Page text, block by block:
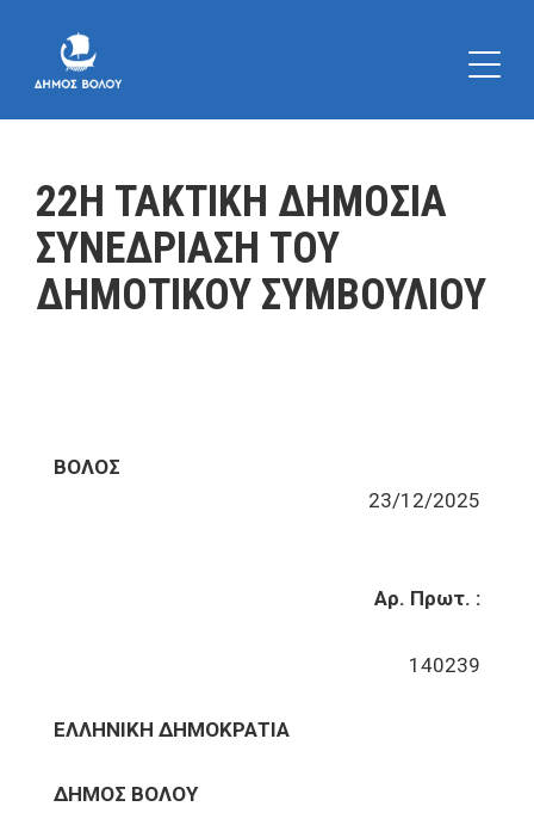
22Η ΤΑΚΤΙΚΗ ΔΗΜΟΣΙΑ
ΣΥΝΕΔΡΙΑΣΗ ΤΟΥ
ΔΗΜΟΤΙΚΟΥ ΣΥΜΒΟΥΛΙΟΥ
ΒΟΛΟΣ
23/12/2025
Αρ. Πρωτ. :
140239
ΕΛΛΗΝΙΚΗ ΔΗΜΟΚΡΑΤΙΑ
ΔΗΜΟΣ ΒΟΛΟΥ